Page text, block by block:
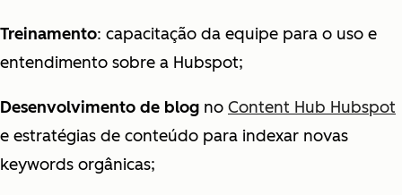
Treinamento: capacitação da equipe para o uso e
entendimento sobre a Hubspot;
Desenvolvimento de blog no Content Hub Hubspot
e estratégias de conteúdo para indexar novas
keywords orgânicas;